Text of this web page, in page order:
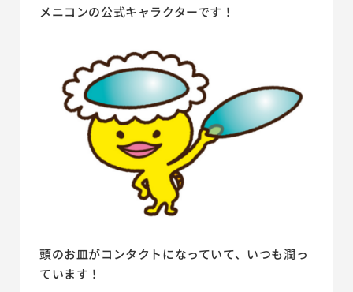
メニコンの公式キャラクターです！
頭のお皿がコンタクトになっていて、いつも潤っ
ています！